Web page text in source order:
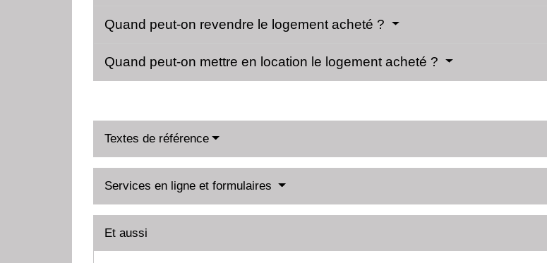
Quand peut-on revendre le logement acheté ?
Quand peut-on mettre en location le logement acheté ?
Textes de référence
Services en ligne et formulaires
Et aussi